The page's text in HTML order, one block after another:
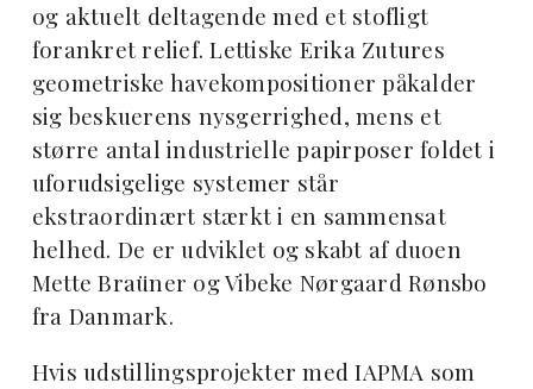
og aktuelt deltagende med et stofligt
forankret relief. Lettiske Erika Zutures
geometriske havekompositioner påkalder
sig beskuerens nysgerrighed, mens et
større antal industrielle papirposer foldet i
uforudsigelige systemer står
ekstraordinært stærkt i en sammensat
helhed. De er udviklet og skabt af duoen
Mette Braüner og Vibeke Nørgaard Rønsbo
fra Danmark.
Hvis udstillingsprojekter med IAPMA som